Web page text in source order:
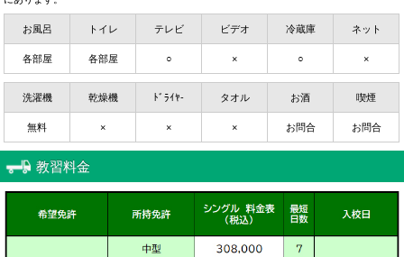
お風呂 トイレ テレビ ビデオ 冷蔵庫 ネット
各部屋 各部屋 ○ × ○ ×
洗濯機 乾燥機 ﾄﾞﾗｲﾔ- タオル お酒 喫煙
無料 × × × お問合 お問合
教習料金